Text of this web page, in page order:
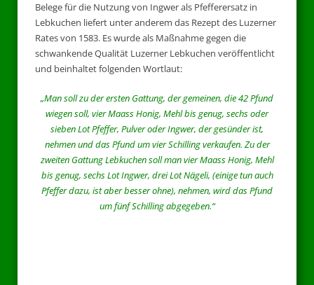
Belege für die Nutzung von Ingwer als Pfefferersatz in
Lebkuchen liefert unter anderem das Rezept des Luzerner
Rates von 1583. Es wurde als Maßnahme gegen die
schwankende Qualität Luzerner Lebkuchen veröffentlicht
und beinhaltet folgenden Wortlaut:
„Man soll zu der ersten Gattung, der gemeinen, die 42 Pfund
wiegen soll, vier Maass Honig, Mehl bis genug, sechs oder
sieben Lot Pfeffer, Pulver oder Ingwer, der gesünder ist,
nehmen und das Pfund um vier Schilling verkaufen. Zu der
zweiten Gattung Lebkuchen soll man vier Maass Honig, Mehl
bis genug, sechs Lot Ingwer, drei Lot Nägeli, (einige tun auch
Pfeffer dazu, ist aber besser ohne), nehmen, wird das Pfund
um fünf Schilling abgegeben.“